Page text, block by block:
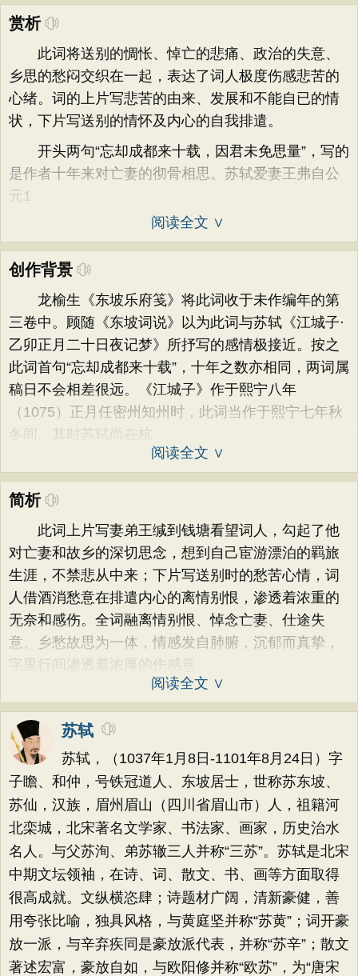
赏析
此词将送别的惆怅、悼亡的悲痛、政治的失意、
乡思的愁闷交织在一起，表达了词人极度伤感悲苦的
心绪。词的上片写悲苦的由来、发展和不能自已的情
状，下片写送别的情怀及内心的自我排遣。
开头两句“忘却成都来十载，因君未免思量”，写的
是作者十年来对亡妻的彻骨相思。苏轼爱妻王弗自公
元1
阅读全文 ∨
创作背景
龙榆生《东坡乐府笺》将此词收于未作编年的第
三卷中。顾随《东坡词说》以为此词与苏轼《江城子·
乙卯正月二十日夜记梦》所抒写的感情极接近。按之
此词首句“忘却成都来十载”，十年之数亦相同，两词属
稿日不会相差很远。《江城子》作于熙宁八年
（1075）正月任密州知州时，此词当作于熙宁七年秋
冬间。其时苏轼尚在杭
阅读全文 ∨
简析
此词上片写妻弟王缄到钱塘看望词人，勾起了他
对亡妻和故乡的深切思念，想到自己宦游漂泊的羁旅
生涯，不禁悲从中来；下片写送别时的愁苦心情，词
人借酒消愁意在排遣内心的离情别恨，渗透着浓重的
无奈和感伤。全词融离情别恨、悼念亡妻、仕途失
意、乡愁故思为一体，情感发自肺腑，沉郁而真挚，
字里行间渗透着浓厚的伤感意
阅读全文 ∨
苏轼
苏轼，（1037年1月8日-1101年8月24日）字
子瞻、和仲，号铁冠道人、东坡居士，世称苏东坡、
苏仙，汉族，眉州眉山（四川省眉山市）人，祖籍河
北栾城，北宋著名文学家、书法家、画家，历史治水
名人。与父苏洵、弟苏辙三人并称“三苏”。苏轼是北宋
中期文坛领袖，在诗、词、散文、书、画等方面取得
很高成就。文纵横恣肆；诗题材广阔，清新豪健，善
用夸张比喻，独具风格，与黄庭坚并称“苏黄”；词开豪
放一派，与辛弃疾同是豪放派代表，并称“苏辛”；散文
著述宏富，豪放自如，与欧阳修并称“欧苏”，为“唐宋